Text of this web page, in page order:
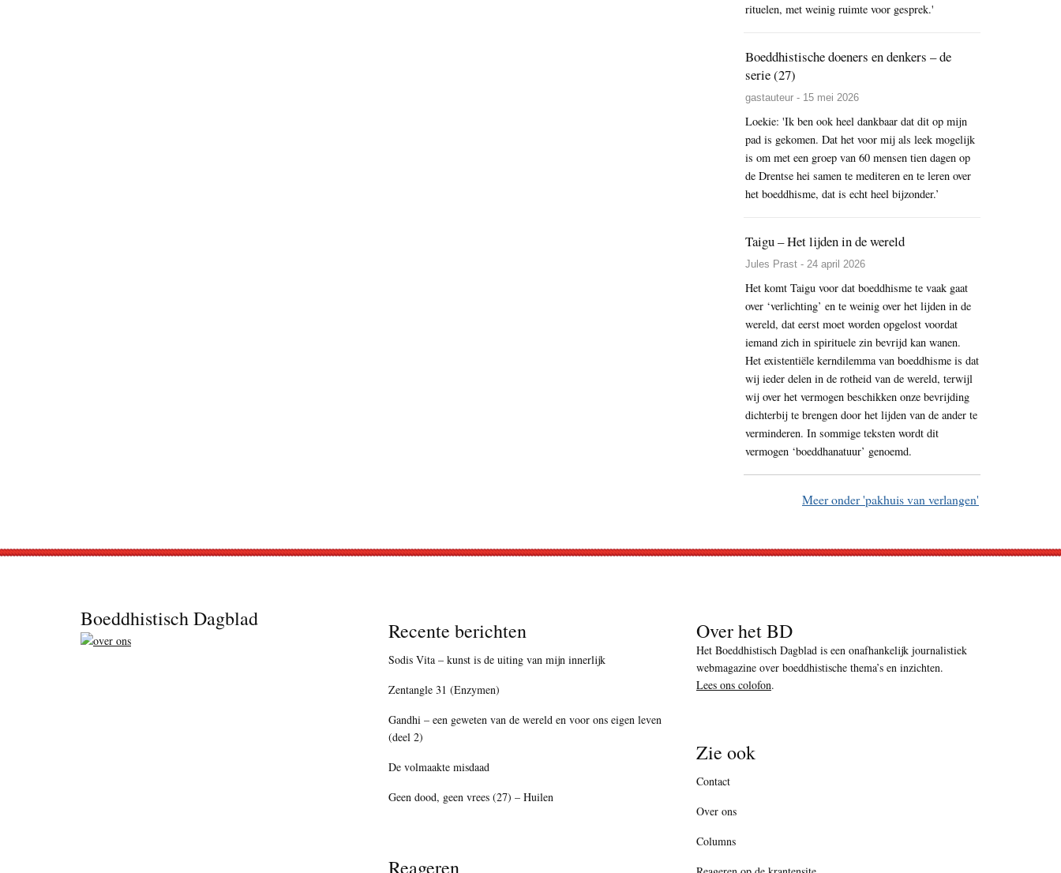
rituelen, met weinig ruimte voor gesprek.'
Boeddhistische doeners en denkers – de
serie (27)
gastauteur - 15 mei 2026
Loekie: 'Ik ben ook heel dankbaar dat dit op mijn
pad is gekomen. Dat het voor mij als leek mogelijk
is om met een groep van 60 mensen tien dagen op
de Drentse hei samen te mediteren en te leren over
het boeddhisme, dat is echt heel bijzonder.’
Taigu – Het lijden in de wereld
Jules Prast - 24 april 2026
Het komt Taigu voor dat boeddhisme te vaak gaat
over ‘verlichting’ en te weinig over het lijden in de
wereld, dat eerst moet worden opgelost voordat
iemand zich in spirituele zin bevrijd kan wanen.
Het existentiële kerndilemma van boeddhisme is dat
wij ieder delen in de rotheid van de wereld, terwijl
wij over het vermogen beschikken onze bevrijding
dichterbij te brengen door het lijden van de ander te
verminderen. In sommige teksten wordt dit
vermogen ‘boeddhanatuur’ genoemd.
Meer onder 'pakhuis van verlangen'
Boeddhistisch Dagblad Recente berichten
Sodis Vita – kunst is de uiting van mijn innerlijk
Zentangle 31 (Enzymen)
Gandhi – een geweten van de wereld en voor ons eigen leven
(deel 2)
De volmaakte misdaad
Geen dood, geen vrees (27) – Huilen
Reageren
Over het BD
Het Boeddhistisch Dagblad is een onafhankelijk journalistiek
webmagazine over boeddhistische thema’s en inzichten.
Lees ons colofon.
Zie ook
Contact
Over ons
Columns